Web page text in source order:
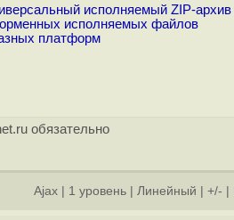
исполняемый ZIP-архив
исполняемых файлов
платформ
обязательно
Ajax 1 уровень Линейный +/-